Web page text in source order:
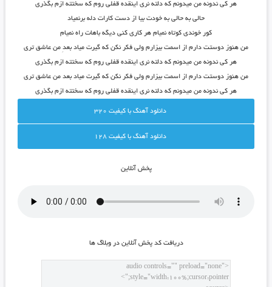
هر کی ندونه من میدونم که دلته نری اینقده قفلی روم که سختته ازم بگذری
حالی به حالی به خودت بیا از دست کارات دله برنمیاد
کور خوندی کوتاه نمیام هر کاری کنی دیگه باهات راه نمیام
من هنوز دوستت دارم از اسمت بیزارم ولی فکر نکن که گیرت میاد بعدِ من عاشق تری
هر کی ندونه من میدونم که دلته نری اینقده قفلی روم که سختته ازم بگذری
من هنوز دوستت دارم از اسمت بیزارم ولی فکر نکن که گیرت میاد بعد من عاشق تری
هر کی ندونه من میدونم که دلته نری اینقده قفلی روم که سختته ازم بگذری
دانلود آهنگ با کيفيت 320
دانلود آهنگ با کيفيت 128
پخش آنلاين
دريافت کد پخش آنلاين در وبلاگ ها